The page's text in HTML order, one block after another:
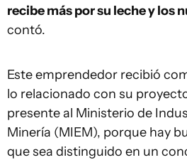
recibe más por su leche y los
contó.
Este emprendedor recibió
lo relacionado con su
presente al Ministerio de
Minería (MIEM), porque hay
que sea distinguido en un